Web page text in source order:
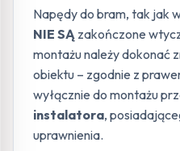
Napędy do bram, tak jak
NIE SĄ zakończone
montażu należy dokonać
obiektu – zgodnie z
wyłącznie do montażu
instalatora,
uprawnienia.